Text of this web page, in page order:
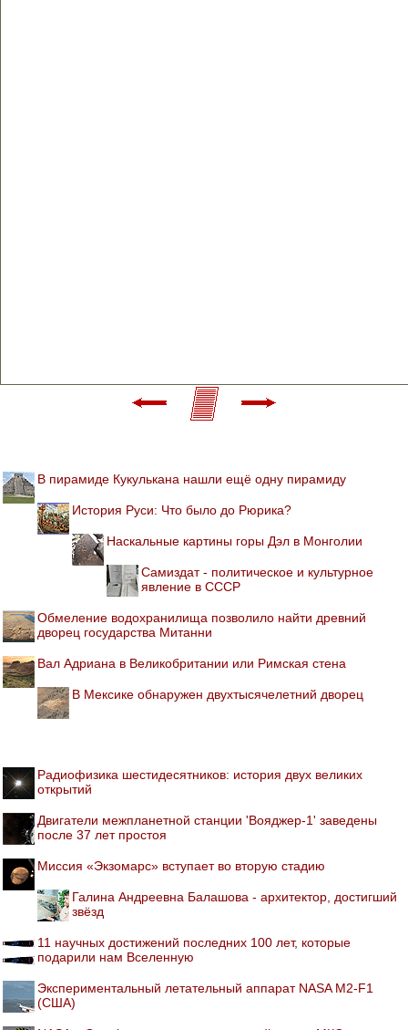
В пирамиде Кукулькана нашли ещё одну пирамиду
История Руси: Что было до Рюрика?
Наскальные картины горы Дэл в Монголии
Самиздат - политическое и культурное
явление в СССР
Обмеление водохранилища позволило найти древний
дворец государства Митанни
Вал Адриана в Великобритании или Римская стена
В Мексике обнаружен двухтысячелетний дворец
Радиофизика шестидесятников: история двух великих
открытий
Двигатели межпланетной станции 'Вояджер-1' заведены
после 37 лет простоя
Миссия «Экзомарс» вступает во вторую стадию
Галина Андреевна Балашова - архитектор, достигший
звёзд
11 научных достижений последних 100 лет, которые
подарили нам Вселенную
Экспериментальный летательный аппарат NASA M2-F1
(США)